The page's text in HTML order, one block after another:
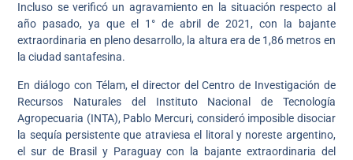
Incluso se verificó un agravamiento en la situación respecto al
año pasado, ya que el 1° de abril de 2021, con la bajante
extraordinaria en pleno desarrollo, la altura era de 1,86 metros en
la ciudad santafesina.
En diálogo con Télam, el director del Centro de Investigación de
Recursos Naturales del Instituto Nacional de Tecnología
Agropecuaria (INTA), Pablo Mercuri, consideró imposible disociar
la sequía persistente que atraviesa el litoral y noreste argentino,
el sur de Brasil y Paraguay con la bajante extraordinaria del